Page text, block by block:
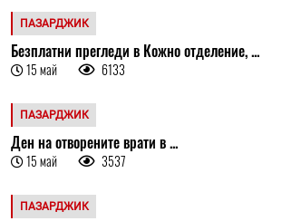
ПАЗАРДЖИК
Безплатни прегледи в Кожно отделение, ...
15 май 6133
ПАЗАРДЖИК
Ден на отворените врати в ...
15 май 3537
ПАЗАРДЖИК